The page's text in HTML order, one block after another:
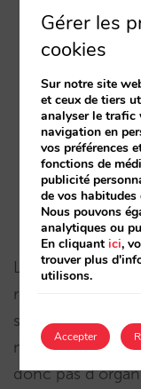
Éditer et
Examiner
réellement.
Détecter les
Intégrer du
structuré.
Le système
réelles des
suggère à
manquantes. La
donc pas
Gérer les
cookies
Sur notre site
et ceux de tiers
analyser le trafic
navigation en
vos préférences
fonctions de
publicité
de vos
Nous pouvons
analytiques ou
En cliquantici,
trouver plus
utilisons.
Accepter